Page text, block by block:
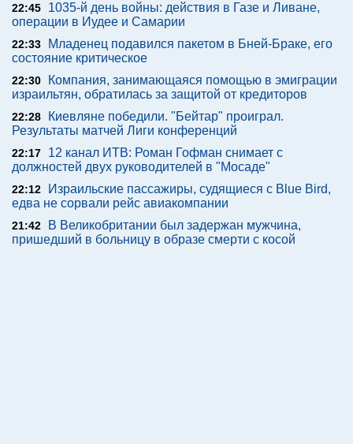
22:45
1035-й день войны: действия в Газе и Ливане,
операции в Иудее и Самарии
22:33
Младенец подавился пакетом в Бней-Браке, его
состояние критическое
22:30
Компания, занимающаяся помощью в эмиграции
израильтян, обратилась за защитой от кредиторов
22:28
Киевляне победили. "Бейтар" проиграл.
Результаты матчей Лиги конференций
22:17
12 канал ИТВ: Роман Гофман снимает с
должностей двух руководителей в "Мосаде"
22:12
Израильские пассажиры, судящиеся с Blue Bird,
едва не сорвали рейс авиакомпании
21:42
В Великобритании был задержан мужчина,
пришедший в больницу в образе смерти с косой